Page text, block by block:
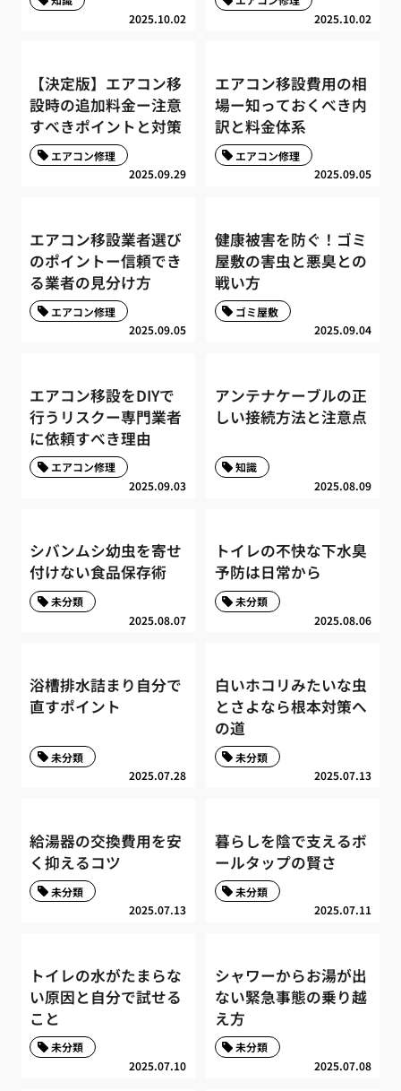
2025.10.02
2025.10.02
【決定版】エアコン移
設時の追加料金ー注意
すべきポイントと対策
2025.09.29
エアコン修理
エアコン移設費用の相
場ー知っておくべき内
訳と料金体系
2025.09.05
エアコン修理
エアコン移設業者選び
のポイントー信頼でき
る業者の見分け方
2025.09.05
エアコン修理
健康被害を防ぐ！ゴミ
屋敷の害虫と悪臭との
戦い方
2025.09.04
ゴミ屋敷
エアコン移設をDIYで
行うリスクー専門業者
に依頼すべき理由
2025.09.03
エアコン修理
アンテナケーブルの正
しい接続方法と注意点
2025.08.09
知識
シバンムシ幼虫を寄せ
付けない食品保存術
2025.08.07
未分類
トイレの不快な下水臭
予防は日常から
2025.08.06
未分類
浴槽排水詰まり自分で
直すポイント
2025.07.28
未分類
白いホコリみたいな虫
とさよなら根本対策へ
の道
2025.07.13
未分類
給湯器の交換費用を安
く抑えるコツ
2025.07.13
未分類
暮らしを陰で支えるボ
ールタップの賢さ
2025.07.11
未分類
トイレの水がたまらな
い原因と自分で試せる
こと
2025.07.10
未分類
シャワーからお湯が出
ない緊急事態の乗り越
え方
2025.07.08
未分類